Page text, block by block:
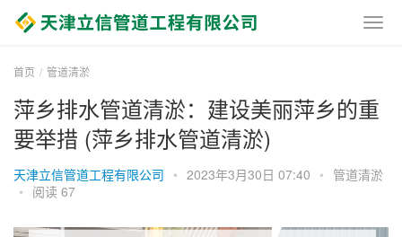
首页 管道清淤
萍乡排水管道清淤：建设美丽萍乡的重
要举措 (萍乡排水管道清淤)
天津立信管道工程有限公司 • 2023年3月30日 07:40 • 管道清淤
• 阅读 67